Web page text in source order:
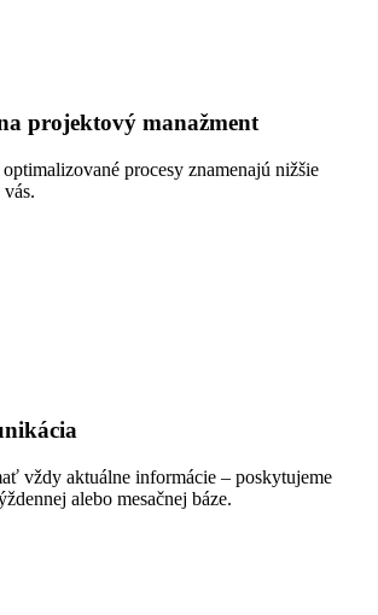
projektový manažment
procesy znamenajú nižšie
vždy aktuálne informácie – poskytujeme
alebo mesačnej báze.